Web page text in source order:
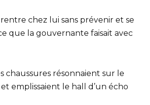
chez lui sans prévenir et se
que la gouvernante faisait avec
chaussures résonnaient sur le
emplissaient le hall d’un écho